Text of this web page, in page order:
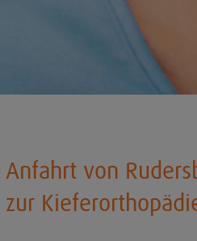
Anfahrt von
zur